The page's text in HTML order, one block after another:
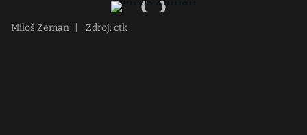
Miloš Zeman Zdroj: ctk